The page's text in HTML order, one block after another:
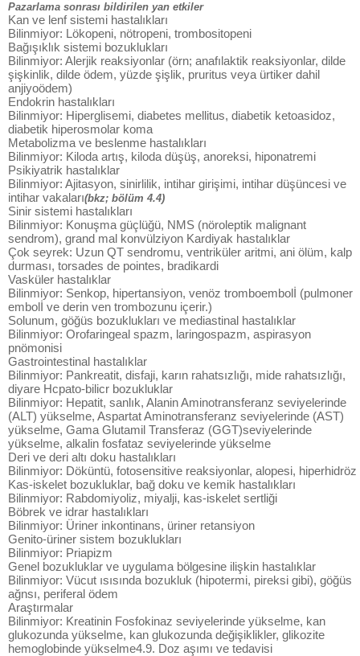
Pazarlama sonrası bildirilen yan etkiler
Kan ve lenf sistemi hastalıkları
Bilinmiyor: Lökopeni, nötropeni, trombositopeni
Bağışıklık sistemi bozuklukları
Bilinmiyor: Alerjik reaksiyonlar (örn; anafılaktik reaksiyonlar, dilde
şişkinlik, dilde ödem, yüzde şişlik, pruritus veya ürtiker dahil
anjiyoödem)
Endokrin hastalıkları
Bilinmiyor: Hiperglisemi, diabetes mellitus, diabetik ketoasidoz,
diabetik hiperosmolar koma
Metabolizma ve beslenme hastalıkları
Bilinmiyor: Kiloda artış, kiloda düşüş, anoreksi, hiponatremi
Psikiyatrik hastalıklar
Bilinmiyor: Ajitasyon, sinirlilik, intihar girişimi, intihar düşüncesi ve
intihar vakaları(bkz; bölüm 4.4)
Sinir sistemi hastalıkları
Bilinmiyor: Konuşma güçlüğü, NMS (nöroleptik malignant
sendrom), grand mal konvülziyon Kardiyak hastalıklar
Çok seyrek: Uzun QT sendromu, ventriküler aritmi, ani ölüm, kalp
durması, torsades de pointes, bradikardi
Vasküler hastalıklar
Bilinmiyor: Senkop, hipertansiyon, venöz tromboembolİ (pulmoner
embolİ ve derin ven trombozunu içerir.)
Solunum, göğüs bozuklukları ve mediastinal hastalıklar
Bilinmiyor: Orofaringeal spazm, laringospazm, aspirasyon
pnömonisi
Gastrointestinal hastalıklar
Bilinmiyor: Pankreatit, disfaji, karın rahatsızlığı, mide rahatsızlığı,
diyare Hcpato-bilicr bozukluklar
Bilinmiyor: Hepatit, sanlık, Alanin Aminotransferanz seviyelerinde
(ALT) yükselme, Aspartat Aminotransferanz seviyelerinde (AST)
yükselme, Gama Glutamil Transferaz (GGT)seviyelerinde
yükselme, alkalin fosfataz seviyelerinde yükselme
Deri ve deri altı doku hastalıkları
Bilinmiyor: Döküntü, fotosensitive reaksiyonlar, alopesi, hiperhidröz
Kas-iskelet bozukluklar, bağ doku ve kemik hastalıkları
Bilinmiyor: Rabdomiyoliz, miyalji, kas-iskelet sertliği
Böbrek ve idrar hastalıkları
Bilinmiyor: Üriner inkontinans, üriner retansiyon
Genito-üriner sistem bozuklukları
Bilinmiyor: Priapizm
Genel bozukluklar ve uygulama bölgesine ilişkin hastalıklar
Bilinmiyor: Vücut ısısında bozukluk (hipotermi, pireksi gibi), göğüs
ağnsı, periferal ödem
Araştırmalar
Bilinmiyor: Kreatinin Fosfokinaz seviyelerinde yükselme, kan
glukozunda yükselme, kan glukozunda değişiklikler, glikozite
hemoglobinde yükselme4.9. Doz aşımı ve tedavisi